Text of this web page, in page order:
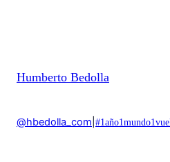
Humberto Bedolla
@hbedolla_com